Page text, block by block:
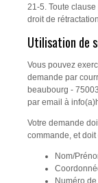
21-5. Toute
droit de
Utilisation de
Vous pouvez
demande par
beaubourg -
par email à
Votre demande
commande, et
Nom/
Numéro